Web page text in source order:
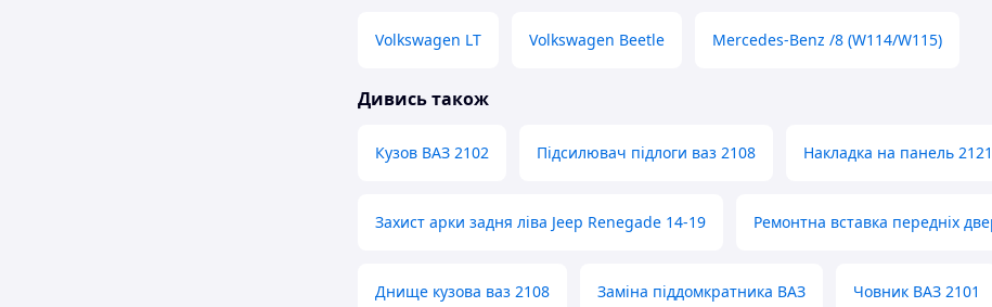
Volkswagen LT Volkswagen Beetle Mercedes-Benz /8 (W114/W115)
Дивись також
Кузов ВАЗ 2102 Підсилювач підлоги ваз 2108 Накладка на панель 2121
Захист арки задня ліва Jeep Renegade 14-19 Ремонтна вставка передніх
Днище кузова ваз 2108 Заміна піддомкратника ВАЗ Човник ВАЗ 2101